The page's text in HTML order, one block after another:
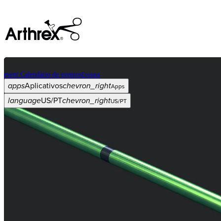
event Calendário de eventosEventos
appsAplicativoschevron_rightApps
languageUS/PTchevron_rightUS/PT
Categorias
Procedimentoarrow_drop_down
arrow_drop_down
arrow_drop_down
arrow_drop_downchevron_right
chevron_right